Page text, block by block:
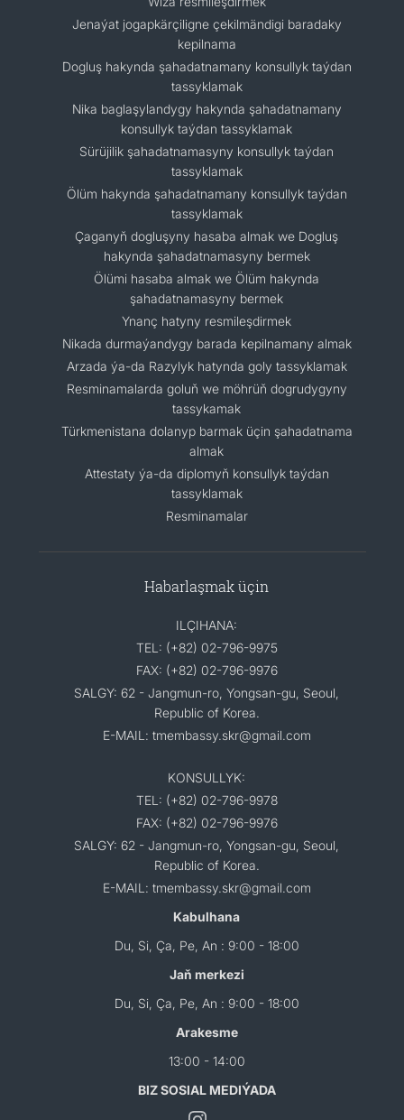
Jenaýat jogapkärçiligne çekilmändigi baradaky
kepilnama
Dogluş hakynda şahadatnamany konsullyk taýdan
tassyklamak
Nika baglaşylandygy hakynda şahadatnamany
konsullyk taýdan tassyklamak
Sürüjilik şahadatnamasyny konsullyk taýdan
tassyklamak
Ölüm hakynda şahadatnamany konsullyk taýdan
tassyklamak
Çaganyň dogluşyny hasaba almak we Dogluş
hakynda şahadatnamasyny bermek
Ölümi hasaba almak we Ölüm hakynda
şahadatnamasyny bermek
Ynanç hatyny resmileşdirmek
Nikada durmaýandygy barada kepilnamany almak
Arzada ýa-da Razylyk hatynda goly tassyklamak
Resminamalarda goluň we möhrüň dogrudygyny
tassykamak
Türkmenistana dolanyp barmak üçin şahadatnama
almak
Attestaty ýa-da diplomyň konsullyk taýdan
tassyklamak
Resminamalar
Habarlaşmak üçin
ILÇIHANA:
TEL: (+82) 02-796-9975
FAX: (+82) 02-796-9976
SALGY: 62 - Jangmun-ro, Yongsan-gu, Seoul,
Republic of Korea.
E-MAIL: tmembassy.skr@gmail.com
KONSULLYK:
TEL: (+82) 02-796-9978
FAX: (+82) 02-796-9976
SALGY: 62 - Jangmun-ro, Yongsan-gu, Seoul,
Republic of Korea.
E-MAIL: tmembassy.skr@gmail.com
Kabulhana
Du, Si, Ça, Pe, An : 9:00 - 18:00
Jaň merkezi
Du, Si, Ça, Pe, An : 9:00 - 18:00
Arakesme
13:00 - 14:00
BIZ SOSIAL MEDIÝADA